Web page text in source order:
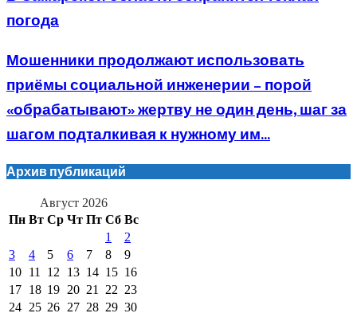
погода
Мошенники продолжают использовать
приёмы социальной инженерии – порой
«обрабатывают» жертву не один день, шаг за
шагом подталкивая к нужному им...
Архив публикаций
Август 2026
Пн Вт Ср Чт Пт Сб Вс
1
2
3
4 5 6 7 8
9
10 11 12 13 14 15 16
17 18 19 20 21 22 23
24 25 26 27 28 29 30